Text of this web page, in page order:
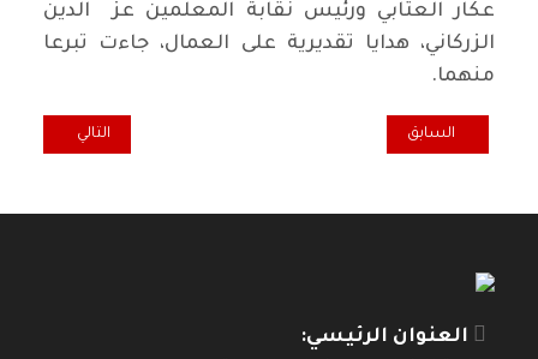
عكار العتابي ورئيس نقابة المعلمين عز الدين
الزركاني، هدايا تقديرية على العمال، جاءت تبرعا
منهما.
المقال السابق: عيد العمال العالمي يزهو في ستوكهولم
السابق المقال التالي:
التالي
العنوان الرئيسي: